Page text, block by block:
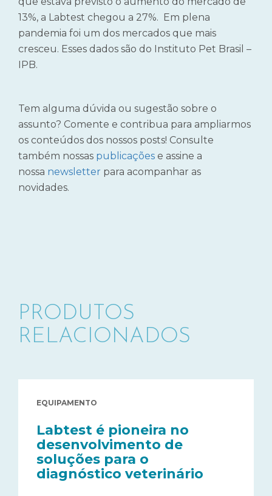
13%, a Labtest chegou a 27%. Em plena
pandemia foi um dos mercados que mais
cresceu. Esses dados são do Instituto Pet Brasil –
IPB.
Tem alguma dúvida ou sugestão sobre o
assunto? Comente e contribua para ampliarmos
os conteúdos dos nossos posts! Consulte
também nossas publicações e assine a
nossa newsletter para acompanhar as
novidades.
PRODUTOS
RELACIONADOS
EQUIPAMENTO
Labtest é pioneira no
desenvolvimento de
soluções para o
diagnóstico veterinário